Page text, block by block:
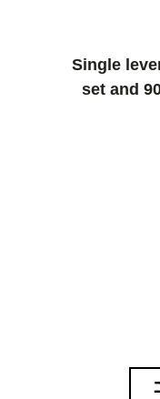
Single
set and